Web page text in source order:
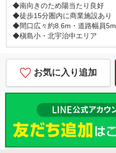
◆南向きのため陽当たり良好
◆徒歩15分圏内に商業施設あり
◆間口広々約8.6m・道路幅員5m
◆槇島小・北宇治中エリア
お気に入り追加